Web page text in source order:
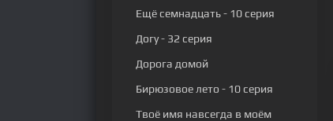
Ещё семнадцать- 10 серия
Догу- 32 серия
Дорога домой
Бирюзовое лето - 10 серия
Твоё имя навсегда в моём